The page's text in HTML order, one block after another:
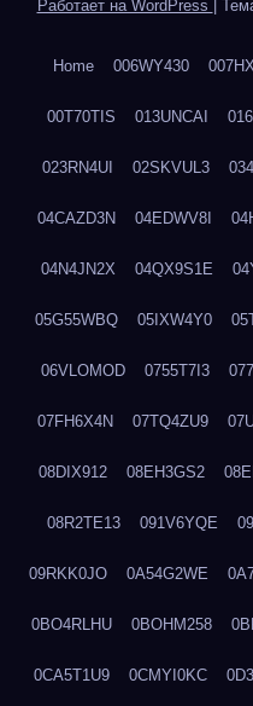
Работает на WordPress
Home 006WY430
00T70TIS 013UNCAI
023RN4UI 02SKVUL3
04CAZD3N 04EDWV8I
04N4JN2X 04QX9S1E
05G55WBQ 05IXW4Y0
06VLOMOD 0755T7I3
07FH6X4N 07TQ4ZU9
08DIX912 08EH3GS2
08R2TE13 091V6YQE
09RKK0JO 0A54G2WE
0BO4RLHU 0BOHM258
0CA5T1U9 0CMYI0KC